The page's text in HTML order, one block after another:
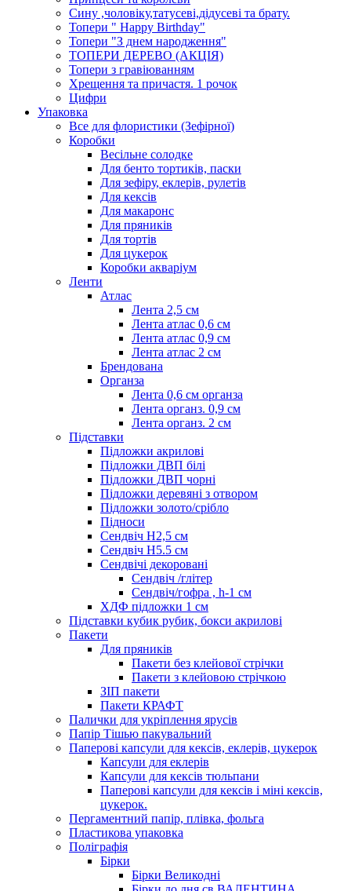
Сину ,чоловіку,татусеві,дідусеві та брату.
Топери " Happy Birthday"
Топери "З днем народження"
ТОПЕРИ ДЕРЕВО (АКЦІЯ)
Топери з гравіюванням
Хрещення та причастя. 1 рочок
Цифри
Упаковка
Все для флористики (Зефірної)
Коробки
Весільне солодке
Для бенто тортиків, паски
Для зефіру, еклерів, рулетів
Для кексів
Для макаронс
Для пряників
Для тортів
Для цукерок
Коробки акваріум
Ленти
Атлас
Лента 2,5 см
Лента атлас 0,6 см
Лента атлас 0,9 см
Лента атлас 2 см
Брендована
Органза
Лента 0,6 см органза
Лента органз. 0,9 см
Лента органз. 2 см
Підставки
Підложки акрилові
Підложки ДВП білі
Підложки ДВП чорні
Підложки деревяні з отвором
Підложки золото/срібло
Підноси
Сендвіч H2,5 см
Сендвіч H5.5 см
Сендвічі декоровані
Сендвіч /глітер
Сендвіч/гофра , h-1 см
ХДФ підложки 1 см
Підставки кубик рубик, бокси акрилові
Пакети
Для пряників
Пакети без клейової стрічки
Пакети з клейовою стрічкою
ЗІП пакети
Пакети КРАФТ
Палички для укріплення ярусів
Папір Тішью пакувальний
Паперові капсули для кексів, еклерів, цукерок
Капсули для еклерів
Капсули для кексів тюльпани
Паперові капсули для кексів і міні кексів,
цукерок.
Пергаментний папір, плівка, фольга
Пластикова упаковка
Поліграфія
Бірки
Бірки Великодні